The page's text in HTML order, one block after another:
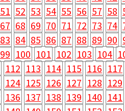
51 52 53 54 55 56 57 58
67 68 69 70 71 72 73 74
83 84 85 86 87 88 89 90
99 100 101 102 103 104
112 113 114 115 116 117
124 125 126 127 128 129
136 137 138 139 140 141